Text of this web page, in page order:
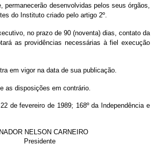
permanecerão desenvolvidas pelos seus órgãos,
do Instituto criado pelo artigo 2º.
no prazo de 90 (noventa) dias, contato da
as providências necessárias à fiel execução
vigor na data de sua publicação.
disposições em contrário.
fevereiro de 1989; 168º da Independência e
NELSON CARNEIRO
Presidente